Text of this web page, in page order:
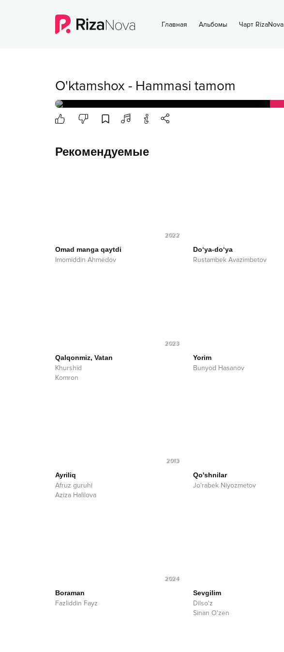
Главная Альбомы Чарт RizaNova
O'ktamshox - Hammasi tamom
Рекомендуемые
2022
Omad manga qaytdi
Imomiddin Ahmedov
Do‘ya-do‘ya
Rustambek Avazimbetov
2023
Qalqonmiz, Vatan
Khurshid
Komron
Yorim
Bunyod Hasanov
2013
Ayriliq
Afruz guruhi
Aziza Halilova
Qo'shnilar
Jo'rabek Niyozmetov
2024
Boraman
Fazliddin Fayz
Sevgilim
Dilso'z
Sinan O'zen